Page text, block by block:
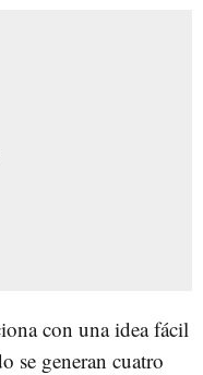
con una idea fácil
se generan cuatro